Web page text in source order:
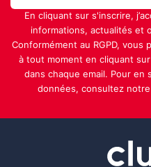
En cliquant sur s'inscrire,
informations, actualités et
Conformément au RGPD,
à tout moment en cliquant
dans chaque email. Pour en
données, consultez notre